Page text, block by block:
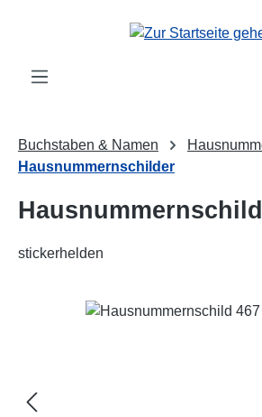
Zum Hauptinhalt springen
Buchstaben & Namen
Hausnummernschilder
stickerhelden
Bildergalerie überspringen